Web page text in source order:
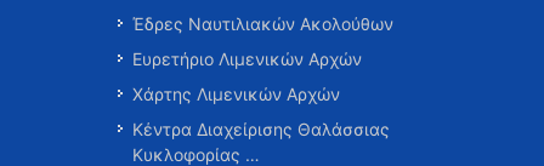
Έδρες Ναυτιλιακών Ακολούθων
Ευρετήριο Λιμενικών Αρχών
Χάρτης Λιμενικών Αρχών
Κέντρα Διαχείρισης Θαλάσσιας
Κυκλοφορίας …